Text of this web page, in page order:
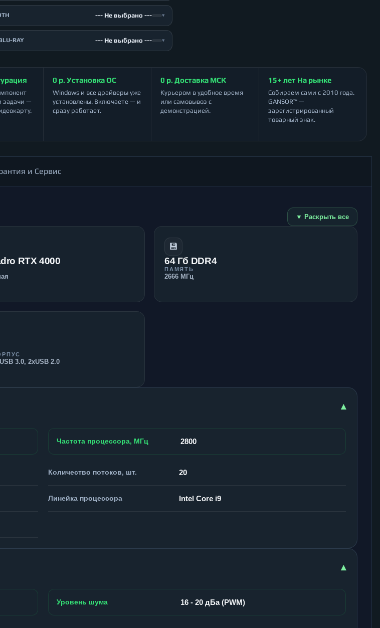
--- Не выбрано --- ▾
RAY --- Не выбрано --- ▾
задачи —
0 р. Установка ОС
Windows и все драйверы уже
установлены. Включаете — и
сразу работает.
0 р. Доставка МСК
Курьером в удобное время
или самовывоз с
демонстрацией.
15+ лет На рынке
Собираем сами с 2010 года.
GANSOR™ —
зарегистрированный
товарный знак.
и Сервис
▼ Раскрыть все
RTX 4000
💾
64 Гб DDR4
ПАМЯТЬ
2666 МГц
3.0, 2xUSB 2.0
▾
Частота процессора, МГц 2800
Количество потоков, шт. 20
Линейка процессора Intel Core i9
▾
Уровень шума 16 - 20 дБа (PWM)